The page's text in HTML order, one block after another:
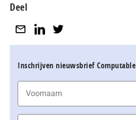
Deel
Inschrijven nieuwsbrief Computable